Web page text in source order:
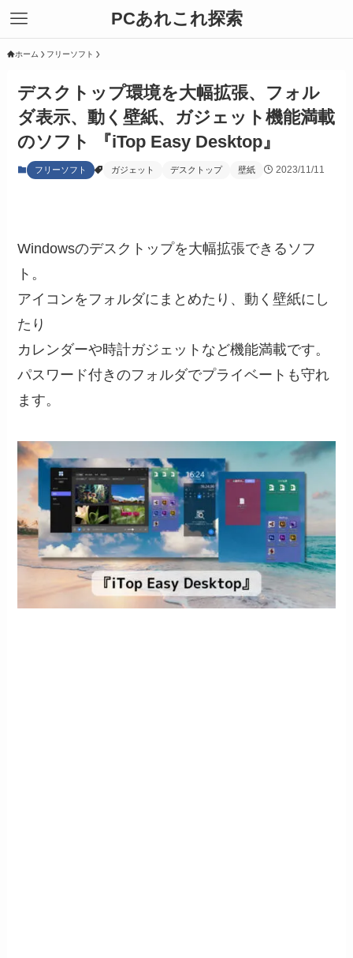
PCあれこれ探索
ホーム フリーソフト
デスクトップ環境を大幅拡張、フォル
ダ表示、動く壁紙、ガジェット機能満載
のソフト 『iTop Easy Desktop』
フリーソフト ガジェット デスクトップ 壁紙 2023/11/11
Windowsのデスクトップを大幅拡張できるソフ
ト。
アイコンをフォルダにまとめたり、動く壁紙にし
たり
カレンダーや時計ガジェットなど機能満載です。
パスワード付きのフォルダでプライベートも守れ
ます。